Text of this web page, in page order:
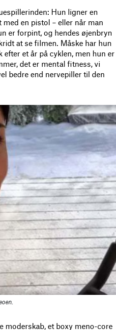
Hun ligner en
en pistol – eller når man
er forpint, og hendes øjenbryn
at se filmen. Måske har hun
et år på cyklen, men hun er
det er mental fitness, vi
bedre end nervepiller til den
moderskab, et boxy meno-core